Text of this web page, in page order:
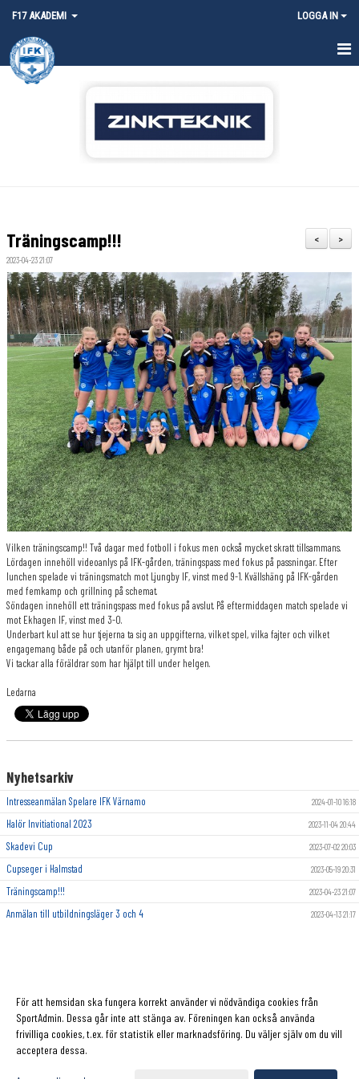
F17 AKADEMI LOGGA IN
HEM
DOKUMENT
KONTAKT
>
<
Träningscamp!!!
2023-04-23 21:07
Vilken träningscamp!! Två dagar med fotboll i fokus men också mycket skratt tillsammans.
Lördagen innehöll videoanlys på IFK-gården, träningspass med fokus på passningar. Efter
lunchen spelade vi träningsmatch mot Ljungby IF, vinst med 9-1. Kvällshäng på IFK-gården
med femkamp och grillning på schemat.
Söndagen innehöll ett träningspass med fokus på avslut. På eftermiddagen match spelade vi
mot Ekhagen IF, vinst med 3-0.
Underbart kul att se hur tjejerna ta sig an uppgifterna, vilket spel, vilka fajter och vilket
engagemang både på och utanför planen, grymt bra!
Vi tackar alla föräldrar som har hjälpt till under helgen.
Ledarna
Nyhetsarkiv
Intresseanmälan Spelare IFK Värnamo 2024-01-10 16:18
Halör Invitiational 2023 2023-11-04 20:44
Skadevi Cup 2023-07-02 20:03
Cupseger i Halmstad 2023-05-19 20:31
Träningscamp!!! 2023-04-23 21:07
Anmälan till utbildningsläger 3 och 4 2023-04-13 21:17
För att hemsidan ska fungera korrekt använder vi nödvändiga cookies från
SportAdmin. Dessa går inte att stänga av. Föreningen kan också använda
frivilliga cookies, t.ex. för statistik eller marknadsföring. Du väljer själv om du vill
acceptera dessa.